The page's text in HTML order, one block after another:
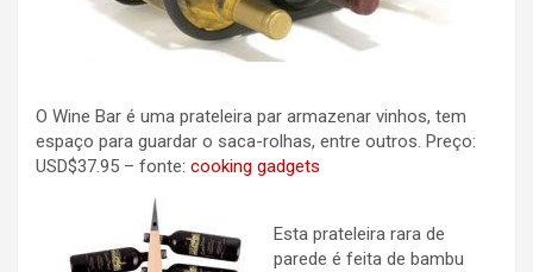
O Wine Bar é uma prateleira par armazenar vinhos, tem
espaço para guardar o saca-rolhas, entre outros. Preço:
USD$37.95 – fonte: cooking gadgets
Esta prateleira rara de
parede é feita de bambu